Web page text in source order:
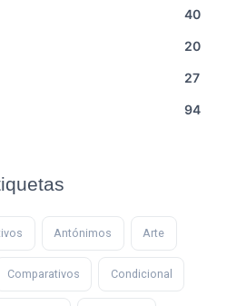
40
20
27
94
Antónimos Arte
Comparativos Condicional